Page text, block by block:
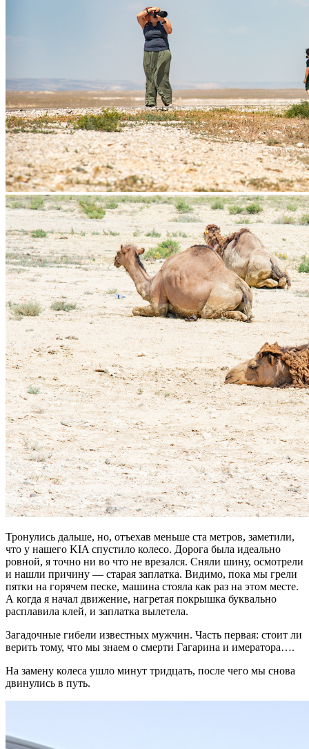
Тронулись дальше, но, отъехав меньше ста метров, заметили,
что у нашего KIA спустило колесо. Дорога была идеально
ровной, я точно ни во что не врезался. Сняли шину, осмотрели
и нашли причину — старая заплатка. Видимо, пока мы грели
пятки на горячем песке, машина стояла как раз на этом месте.
А когда я начал движение, нагретая покрышка буквально
расплавила клей, и заплатка вылетела.
Загадочные гибели известных мужчин. Часть первая: стоит ли
верить тому, что мы знаем о смерти Гагарина и имератора….
На замену колеса ушло минут тридцать, после чего мы снова
двинулись в путь.